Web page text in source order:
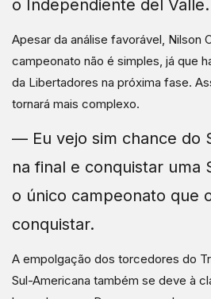
o Independiente del Valle.
Apesar da análise favorável, Nilson
campeonato não é simples, já que
da Libertadores na próxima fase.
tornará mais complexo.
— Eu vejo sim chance do
na final e conquistar uma
o único campeonato que
conquistar.
A empolgação dos torcedores do
Sul-Americana também se deve à